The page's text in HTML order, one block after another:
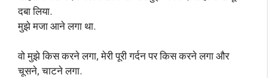
दबा लिया.
मुझे मजा आने लगा था.
वो मुझे किस करने लगा, मेरी पूरी गर्दन पर किस करने लगा और
चूसने, चाटने लगा.